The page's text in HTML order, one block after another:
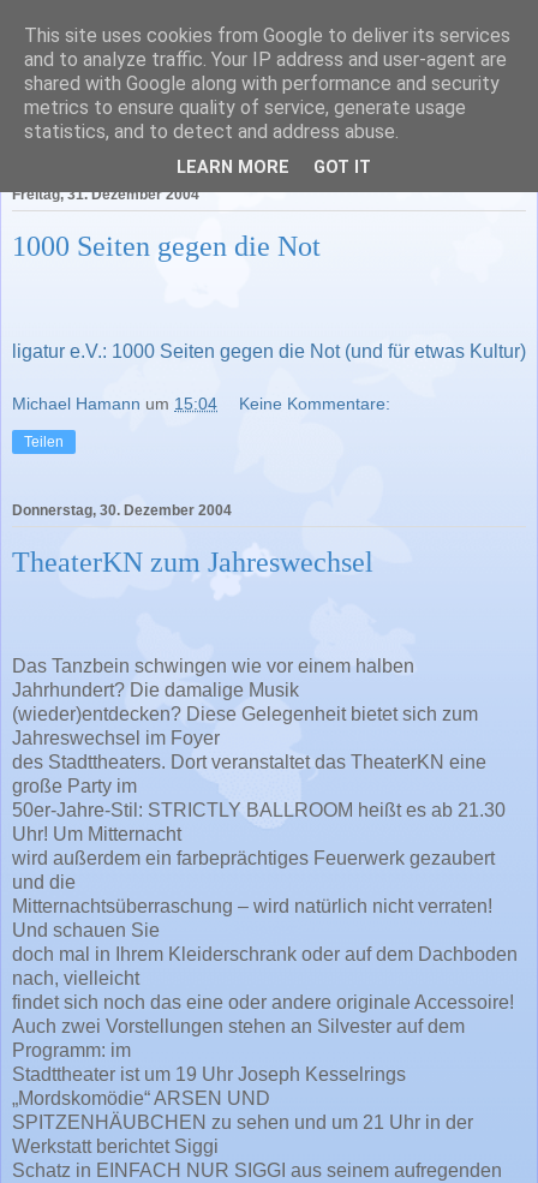
Literatur in Baden-
Württemberg
Freitag, 31. Dezember 2004
1000 Seiten gegen die Not
ligatur e.V.: 1000 Seiten gegen die Not (und für etwas Kultur)
Michael Hamann um 15:04 Keine Kommentare:
Teilen
Donnerstag, 30. Dezember 2004
TheaterKN zum Jahreswechsel
Das Tanzbein schwingen wie vor einem halben
Jahrhundert? Die damalige Musik
(wieder)entdecken? Diese Gelegenheit bietet sich zum
Jahreswechsel im Foyer
des Stadttheaters. Dort veranstaltet das TheaterKN eine
große Party im
50er-Jahre-Stil: STRICTLY BALLROOM heißt es ab 21.30
Uhr! Um Mitternacht
wird außerdem ein farbeprächtiges Feuerwerk gezaubert
und die
Mitternachtsüberraschung – wird natürlich nicht verraten!
Und schauen Sie
doch mal in Ihrem Kleiderschrank oder auf dem Dachboden
nach, vielleicht
findet sich noch das eine oder andere originale Accessoire!
Auch zwei Vorstellungen stehen an Silvester auf dem
Programm: im
Stadttheater ist um 19 Uhr Joseph Kesselrings
„Mordskomödie“ ARSEN UND
SPITZENHÄUBCHEN zu sehen und um 21 Uhr in der
Werkstatt berichtet Siggi
Schatz in EINFACH NUR SIGGI aus seinem aufregenden
This site uses cookies from Google to deliver its services
and to analyze traffic. Your IP address and user-agent are
shared with Google along with performance and security
metrics to ensure quality of service, generate usage
statistics, and to detect and address abuse.
LEARN MORE GOT IT